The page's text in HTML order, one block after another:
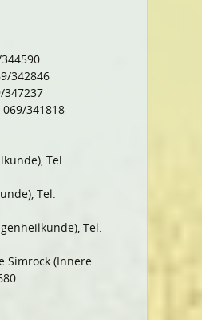
342846
347237
341818
Tel.
Tel.
Tel.
Simrock (Innere